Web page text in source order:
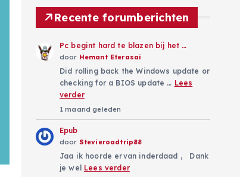
Recente forumberichten
Pc begint hard te blazen bij het …
door Hemant Eterasai
Did rolling back the Windows update or
checking for a BIOS update … Lees
verder
1 maand geleden
Epub
door Stevieroadtrip88
Jaa ik hoorde ervan inderdaad , Dank
je wel Lees verder